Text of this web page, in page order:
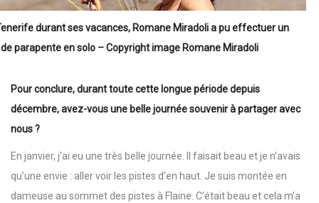
durant ses vacances, Romane Miradoli a pu effectuer un
parapente en solo – Copyright image Romane Miradoli
Pour conclure, durant toute cette longue période depuis
décembre, avez-vous une belle journée souvenir à partager avec
nous ?
En janvier, j’ai eu une très belle journée. Il faisait beau et je n’avais
qu’une envie : aller voir les pistes d’en haut. Je suis montée en
dameuse au sommet des pistes à Flaine. C’était beau et cela m’a